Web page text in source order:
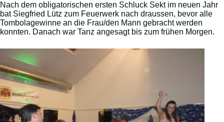
Nach dem obligatorischen ersten Schluck Sekt im neuen Jahr
bat Siegfried Lütz zum Feuerwerk nach draussen, bevor alle
Tombolagewinne an die Frau/den Mann gebracht werden
konnten. Danach war Tanz angesagt bis zum frühen Morgen.